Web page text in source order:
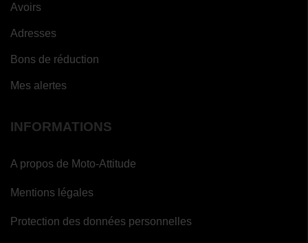
Avoirs
Adresses
Bons de réduction
Mes alertes
INFORMATIONS
A propos de Moto-Attitude
Mentions légales
Protection des données personnelles